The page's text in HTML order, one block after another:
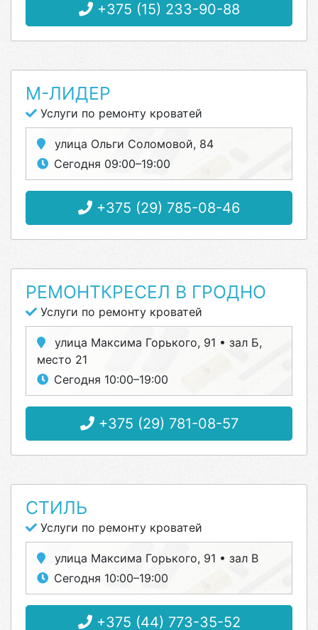
+375 (15) 233-90-88
М-ЛИДЕР
Услуги по ремонту кроватей
улица Ольги Соломовой, 84
Сегодня 09:00–19:00
+375 (29) 785-08-46
РЕМОНТКРЕСЕЛ В ГРОДНО
Услуги по ремонту кроватей
улица Максима Горького, 91 • зал Б,
место 21
Сегодня 10:00–19:00
+375 (29) 781-08-57
СТИЛЬ
Услуги по ремонту кроватей
улица Максима Горького, 91 • зал В
Сегодня 10:00–19:00
+375 (44) 773-35-52